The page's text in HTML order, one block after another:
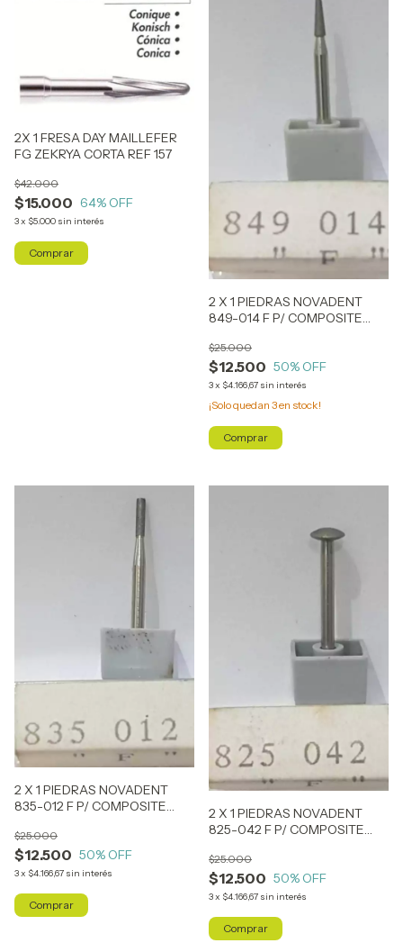
2X 1 FRESA DAY MAILLEFER
FG ZEKRYA CORTA REF 157
$15.000
$42.000
64% OFF
3x $5.000 sin interés
2 X 1 PIEDRAS NOVADENT
849-014 F P/ COMPOSITE
$12.500
$25.000
50% OFF
3x $4.166,67 sin interés
¡Solo quedan 3en stock!
2 X 1 PIEDRAS NOVADENT
835-012 F P/ COMPOSITE
$12.500
$25.000
50% OFF
3x $4.166,67 sin interés
2 X 1 PIEDRAS NOVADENT
825-042 F P/ COMPOSITE
$12.500
$25.000
50% OFF
3x $4.166,67 sin interés